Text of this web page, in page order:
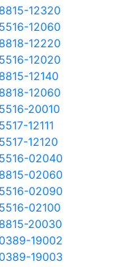
12320
12060
12220
12020
12140
12060
20010
12111
12120
02040
02060
02090
02100
20030
19002
19003